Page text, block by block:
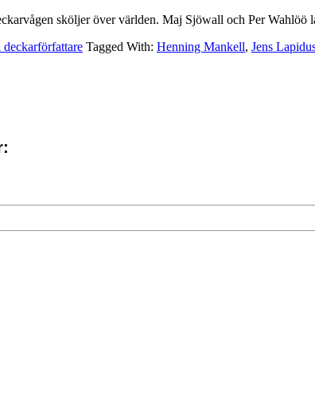
sköljer över världen. Maj Sjöwall och Per
deckarförfattare Tagged With: Henning Mankell, Jens